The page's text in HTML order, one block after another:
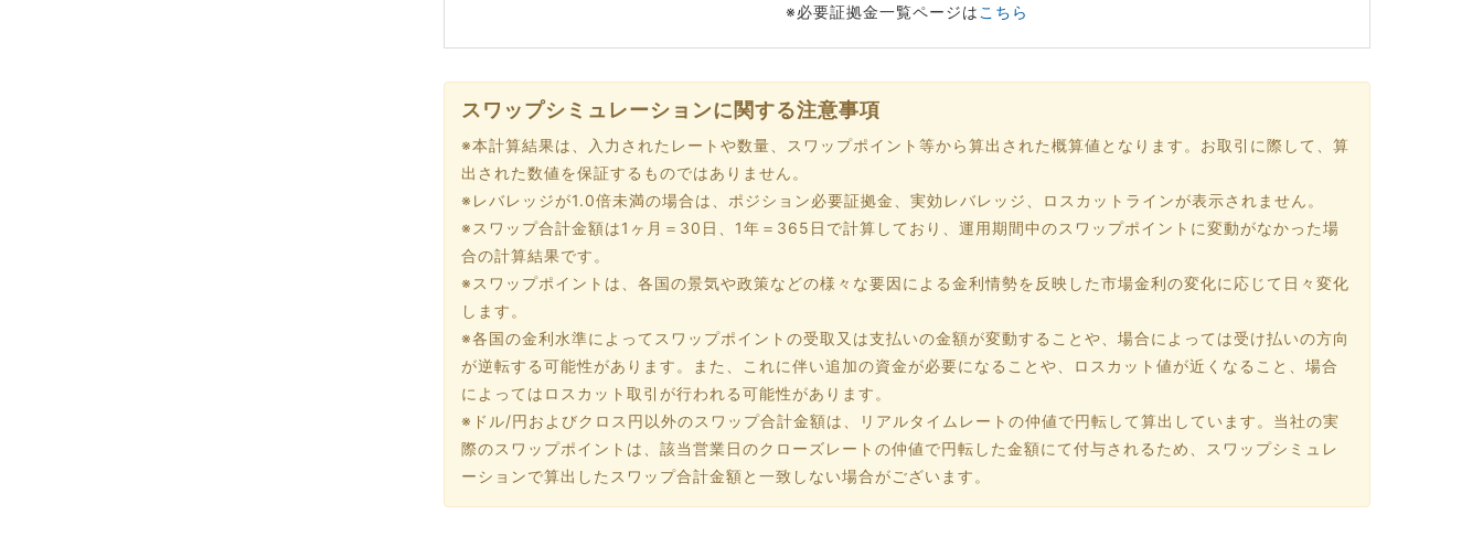
※必要証拠金一覧ページは こちら
スワップシミュレーションに関する注意事項
※本計算結果は、入力されたレートや数量、スワップポイント等から算出された概算値となります。お取引に際して、算
出された数値を保証するものではありません。
※レバレッジが1.0倍未満の場合は、ポジション必要証拠金、実効レバレッジ、ロスカットラインが表示されません。
※スワップ合計金額は1ヶ月＝30日、1年＝365日で計算しており、運用期間中のスワップポイントに変動がなかった場
合の計算結果です。
※スワップポイントは、各国の景気や政策などの様々な要因による金利情勢を反映した市場金利の変化に応じて日々変化
します。
※各国の金利水準によってスワップポイントの受取又は支払いの金額が変動することや、場合によっては受け払いの方向
が逆転する可能性があります。また、これに伴い追加の資金が必要になることや、ロスカット値が近くなること、場合
によってはロスカット取引が行われる可能性があります。
※ドル/円およびクロス円以外のスワップ合計金額は、リアルタイムレートの仲値で円転して算出しています。当社の実
際のスワップポイントは、該当営業日のクローズレートの仲値で円転した金額にて付与されるため、スワップシミュレ
ーションで算出したスワップ合計金額と一致しない場合がございます。